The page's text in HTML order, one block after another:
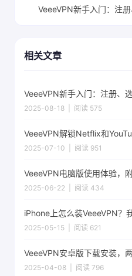
VeeeVPN新手入门：注
相关文章
VeeeVPN新手入门：注册、
2025-08-18 | 阅读 575
VeeeVPN解锁Netflix和
2025-07-10 | 阅读 951
VeeeVPN电脑版使用体验，
2025-06-22 | 阅读 434
iPhone上怎么装VeeeVPN？
2025-05-15 | 阅读 621
VeeeVPN安卓版下载安装，
2025-04-08 | 阅读 796